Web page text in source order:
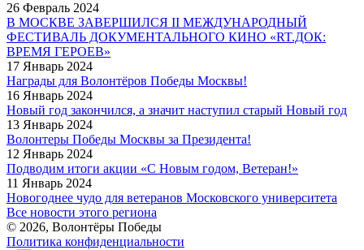
26 Февраль 2024
В МОСКВЕ ЗАВЕРШИЛСЯ II МЕЖДУНАРОДНЫЙ
ФЕСТИВАЛЬ ДОКУМЕНТАЛЬНОГО КИНО «RT.ДОК:
ВРЕМЯ ГЕРОЕВ»
17 Январь 2024
Награды для Волонтёров Победы Москвы!
16 Январь 2024
Новый год закончился, а значит наступил старый Новый год
13 Январь 2024
Волонтеры Победы Москвы за Президента!
12 Январь 2024
Подводим итоги акции «С Новым годом, Ветеран!»
11 Январь 2024
Новогоднее чудо для ветеранов Московского университета
Все новости этого региона
© 2026, Волонтёры Победы
Политика конфиденциальности